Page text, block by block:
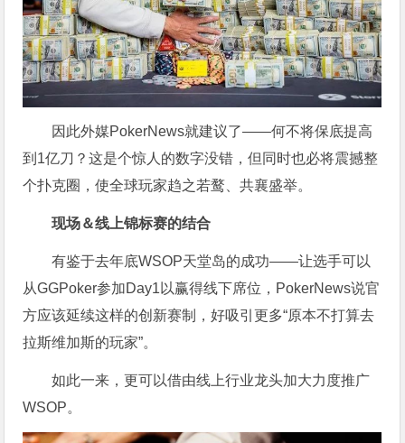
因此外媒PokerNews就建议了——何不将保底提高
到1亿刀？这是个惊人的数字没错，但同时也必将震撼整
个扑克圈，使全球玩家趋之若鹜、共襄盛举。
现场＆线上锦标赛的结合
有鉴于去年底WSOP天堂岛的成功——让选手可以
从GGPoker参加Day1以赢得线下席位，PokerNews说官
方应该延续这样的创新赛制，好吸引更多“原本不打算去
拉斯维加斯的玩家”。
如此一来，更可以借由线上行业龙头加大力度推广
WSOP。